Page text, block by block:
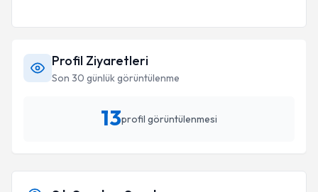
Profil Ziyaretleri
Son 30 günlük görüntülenme
13profil görüntülenmesi